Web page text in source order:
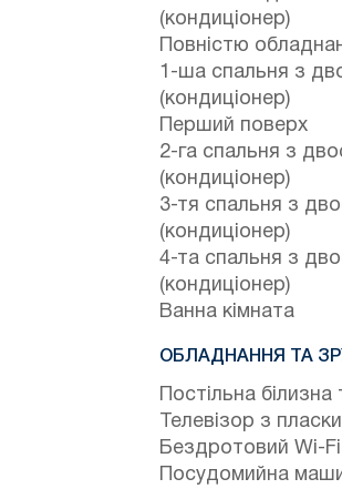
(кондиціонер)
Повністю
1-ша спальня з
(кондиціонер)
Перший поверх
2-га спальня з
(кондиціонер)
3-тя спальня з
(кондиціонер)
4-та спальня з
(кондиціонер)
Ванна кімната
ОБЛАДНАННЯ ТА
Постільна
Телевізор з
Бездротовий Wi-Fi
Посудомийна